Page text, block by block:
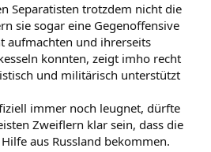
Separatisten trotzdem nicht die
sie sogar eine Gegenoffensive
aufmachten und ihrerseits
konnten, zeigt imho recht
und militärisch unterstützt
immer noch leugnet, dürfte
Zweiflern klar sein, dass die
aus Russland bekommen.